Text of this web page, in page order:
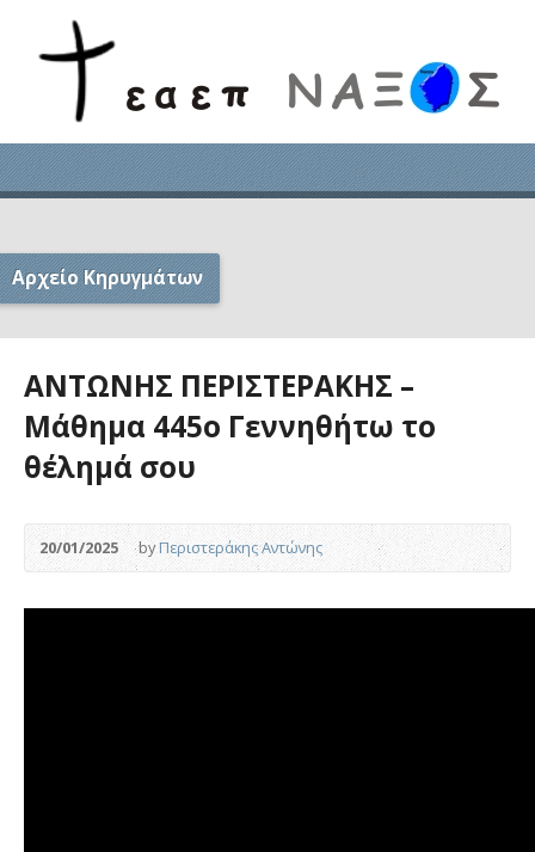
Αρχείο Κηρυγμάτων
ΑΝΤΩΝΗΣ ΠΕΡΙΣΤΕΡΑΚΗΣ –
Μάθημα 445ο Γεννηθήτω το
θέλημά σου
20/01/2025 byΠεριστεράκης Αντώνης